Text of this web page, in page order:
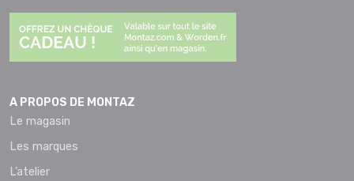
A PROPOS DE MONTAZ
Le magasin
Les marques
L’atelier